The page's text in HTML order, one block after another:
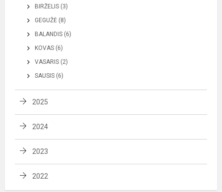
BIRŽELIS (3)
GEGUŽĖ (8)
BALANDIS (6)
KOVAS (6)
VASARIS (2)
SAUSIS (6)
2025
2024
2023
2022